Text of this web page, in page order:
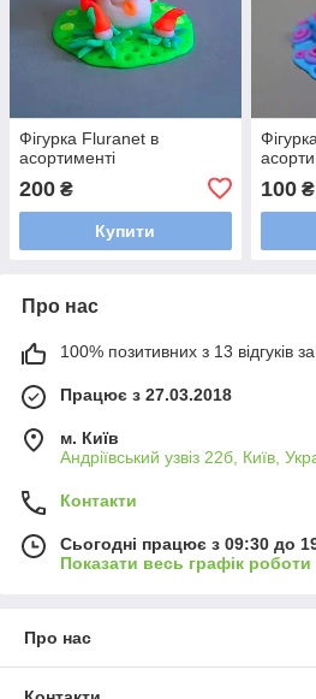
Фігурка Fluranet в
асортименті
200 ₴
Купити
100₴
Про нас
100% позитивних з 13 відгуків за
Працює з 27.03.2018
м. Київ
Андріївський узвіз 22б, Київ,
Контакти
Сьогодні працює з 09:30 до
Показати весь графік роботи
Про нас